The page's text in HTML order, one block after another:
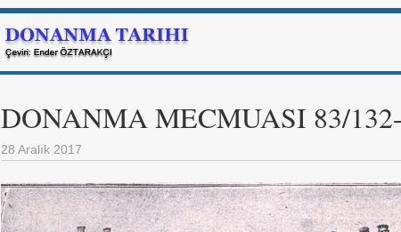
DONANMA MECMUASI 83/
28 Aralık 2017